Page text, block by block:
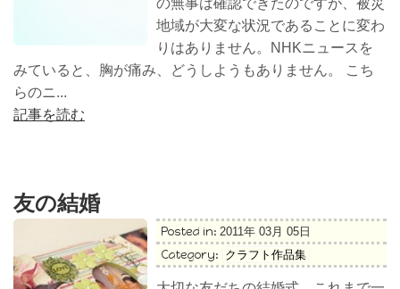
の無事は確認できたのですが、被災
地域が大変な状況であることに変わ
りはありません。NHKニュースを
みていると、胸が痛み、どうしようもありません。 こち
らのニ...
記事を読む
友の結婚
Posted in: 2011年 03月 05日
Category: クラフト作品集